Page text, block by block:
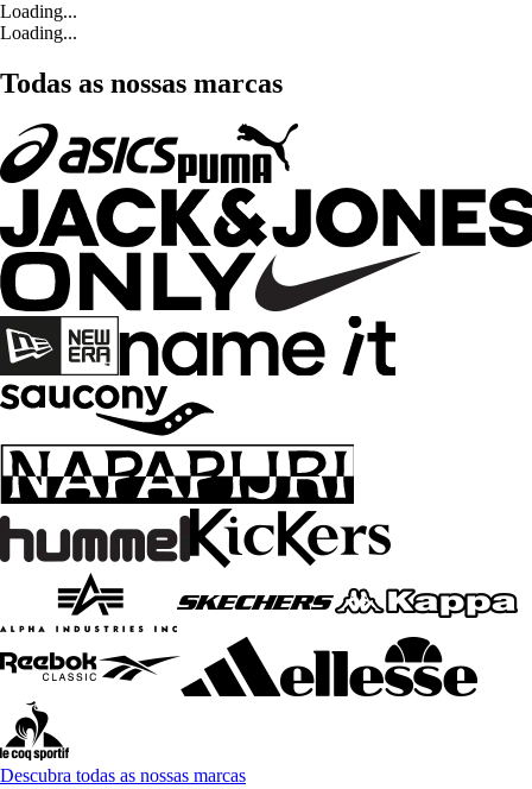
Loading...
Loading...
Todas as nossas marcas
Descubra todas as nossas marcas